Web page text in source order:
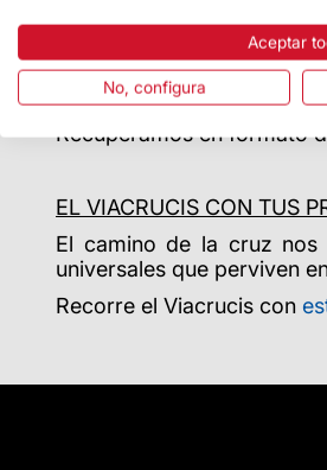
ILUMINACIÓN DE LA
LaBasílica de la Sagrada
protagonista. En esta
Recuperamos en formato
EL VIACRUCIS CON TUS
El camino de la cruz
universales que perviven
Recorre el Viacrucis con
Aceptar
No, configura